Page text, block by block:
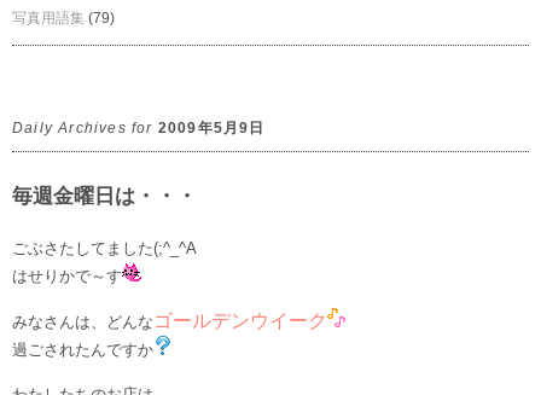
写真用語集 (79)
Daily Archives for 2009年5月9日
毎週金曜日は・・・
ごぶさたしてました(;^_^A
はせりかで～す
みなさんは、どんな ゴールデンウイーク
過ごされたんですか